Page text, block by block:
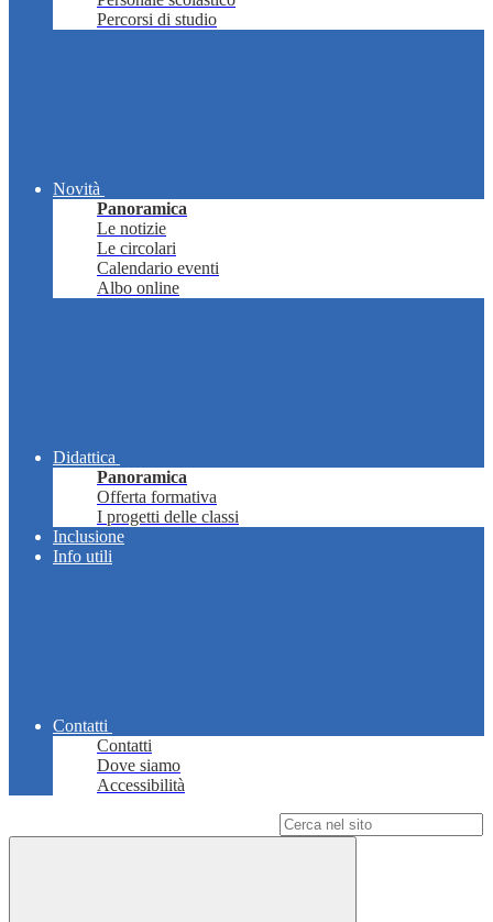
Percorsi di studio
Novità
Panoramica
Le notizie
Le circolari
Calendario eventi
Albo online
Didattica
Panoramica
Offerta formativa
I progetti delle classi
Inclusione
Info utili
Contatti
Contatti
Dove siamo
Accessibilità